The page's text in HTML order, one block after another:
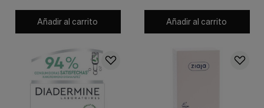
Añadir al carrito Añadir al carrito